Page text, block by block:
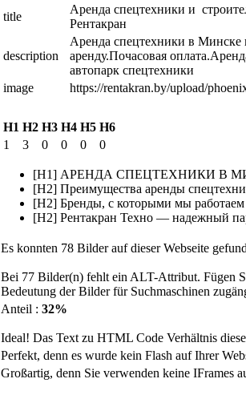
title
Аренда спецтехники и
Рентакран
description
Аренда спецтехники в Минске
аренду.Почасовая
автопарк спецтехники
image
https://rentakran.by/upload/
H1 H2 H3 H4 H5 H6
1
3 0 0 0 0
[H1] АРЕНДА СПЕЦТЕХНИКИ В
[H2] Преимущества аренды
[H2] Бренды, с которыми мы работаем
[H2] Рентакран Техно — надежный
Es konnten 78 Bilder auf dieser Webseite
Bei 77 Bilder(n) fehlt ein ALT-Attribut. Fügen
Bedeutung der Bilder für Suchmaschinen
Anteil : 32%
Ideal! Das Text zu HTML Code Verhältnis
Perfekt, denn es wurde kein Flash auf Ihrer
Großartig, denn Sie verwenden keine IFrames